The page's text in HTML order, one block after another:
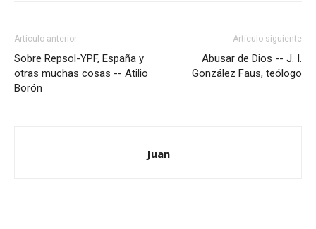
Artículo anterior
Sobre Repsol-YPF, España y
otras muchas cosas -- Atilio
Borón
Artículo siguiente
Abusar de Dios -- J. I.
González Faus, teólogo
Juan